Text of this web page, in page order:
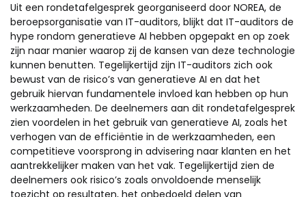
Uit een rondetafelgesprek georganiseerd door NOREA, de
beroepsorganisatie van IT-auditors, blijkt dat IT-auditors de
hype rondom generatieve AI hebben opgepakt en op zoek
zijn naar manier waarop zij de kansen van deze technologie
kunnen benutten. Tegelijkertijd zijn IT-auditors zich ook
bewust van de risico’s van generatieve AI en dat het
gebruik hiervan fundamentele invloed kan hebben op hun
werkzaamheden. De deelnemers aan dit rondetafelgesprek
zien voordelen in het gebruik van generatieve AI, zoals het
verhogen van de efficiëntie in de werkzaamheden, een
competitieve voorsprong in advisering naar klanten en het
aantrekkelijker maken van het vak. Tegelijkertijd zien de
deelnemers ook risico’s zoals onvoldoende menselijk
toezicht op resultaten, het onbedoeld delen van